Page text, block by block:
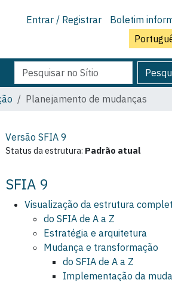
Entrar / Registrar
Boletim
Pesquisar
Pesquisa
Avançada…
Planejamento de mudanças
Versão SFIA 9
Status da estrutura: Padrão atual
SFIA 9
Visualização da estrutura
do SFIA de A a Z
Estratégia e arquitetura
Mudança e transformação
do SFIA de A a Z
Implementação da